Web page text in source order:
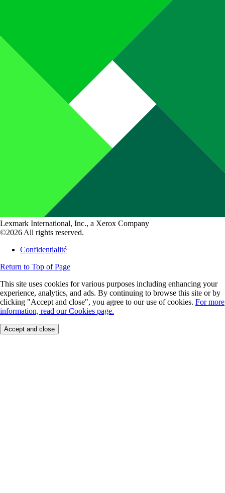
Lexmark International, Inc., a Xerox Company
©2026 All rights reserved.
Confidentialité
Return to Top of Page
This site uses cookies for various purposes including enhancing your
experience, analytics, and ads. By continuing to browse this site or by
clicking "Accept and close", you agree to our use of cookies. For more
information, read our Cookies page.
Accept and close